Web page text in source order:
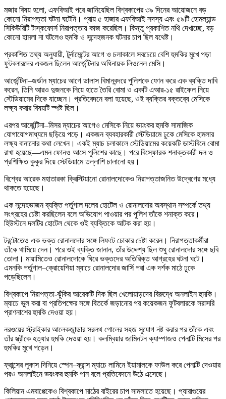
মজার বিষয় হলো, এফবিআই পরে জানিয়েছিল বিশ্বকাপের ৩৯ দিনের আয়োজনে বড়
কোনো নিরাপত্তা ঘটনা ঘটেনি। প্রায় ৫ হাজার এফবিআই সদস্য এবং ৫৯টি হোমল্যান্ড
সিকিউরিটি টাস্কফোর্স নিরাপত্তায় কাজ করেছিল। কিন্তু প্রকাশিত নথি দেখাচ্ছে, বড়
কোনো হামলা না ঘটলেও হুমকি ও সন্দেহজনক ঘটনার চাপ ছিল যথেষ্ট।
প্রকাশিত তথ্য অনুযায়ী, টুর্নামেন্টের আগে ও চলাকালে সবচেয়ে বেশি হুমকির মুখে পড়া
ফুটবলারদের একজন ছিলেন আর্জেন্টিনার অধিনায়ক লিওনেল মেসি।
আর্জেন্টিনা–জর্ডান ম্যাচের আগে ডালাস বিমানবন্দরে পুলিশকে ফোন করে এক ব্যক্তি দাবি
করেন, তিনি আরও দুজনকে নিয়ে হাতে তৈরি বোমা ও একটি এআর-১৫ রাইফেল নিয়ে
স্টেডিয়ামের দিকে যাচ্ছেন। প্রতিবেদনে বলা হয়েছে, ওই ব্যক্তির বক্তব্যে মেসিকে
লক্ষ্য করার বিষয়টি স্পষ্ট ছিল।
এরপর আর্জেন্টিনা–মিসর ম্যাচের আগেও মেসিকে নিয়ে ভয়ংকর হুমকি সামাজিক
যোগাযোগমাধ্যমে ছড়িয়ে পড়ে। একজন ব্যবহারকারী স্টেডিয়ামে ঢুকে মেসিকে হামলার
লক্ষ্য বানানোর কথা লেখেন। একই ম্যাচ চলাকালে স্টেডিয়ামের কয়েকটি ডাস্টবিনে বোমা
রাখা হয়েছে—এমন ফোনও আসে পুলিশের কাছে। পরে বিস্ফোরক শনাক্তকারী দল ও
প্রশিক্ষিত কুকুর দিয়ে স্টেডিয়ামে তল্লাশি চালানো হয়।
বিশ্বের আরেক মহাতারকা ক্রিস্টিয়ানো রোনালদোকেও নিরাপত্তাজনিত উদ্বেগের মধ্যে
থাকতে হয়েছে।
এক সন্দেহভাজন ব্যক্তি পর্তুগাল দলের হোটেল ও রোনালদোর অবস্থান সম্পর্কে তথ্য
সংগ্রহের চেষ্টা করছিলেন বলে অভিযোগ পাওয়ার পর পুলিশ তাঁকে শনাক্ত করে।
হিউস্টনে দলটির হোটেল থেকে ওই ব্যক্তিকে আটক করা হয়।
টরন্টোতেও এক ভক্ত রোনালদোর সঙ্গে লিফটে ঢোকার চেষ্টা করেন। নিরাপত্তাকর্মীরা
তাঁকে থামিয়ে দেন। পরে ওই ব্যক্তি জানান, তাঁর উদ্দেশ্য ছিল শুধু রোনালদোর সঙ্গে ছবি
তোলা। মায়ামিতেও রোনালদোকে ঘিরে ভক্তদের অতিরিক্ত আগ্রহের ঘটনা ঘটে।
এমনকি পর্তুগাল–ক্রোয়েশিয়া ম্যাচে রোনালদোর জার্সি পরা এক দর্শক মাঠে ঢুকে
পড়েছিলেন।
বিশ্বকাপে নিরাপত্তা-ঝুঁকির আরেকটি দিক ছিল খেলোয়াড়দের বিরুদ্ধে অনলাইন হুমকি।
ম্যাচে ভুল করা বা প্রতিপক্ষের সঙ্গে বিতর্কে জড়ানোর পর কয়েকজন ফুটবলারকে সরাসরি
প্রাণনাশের হুমকি দেওয়া হয়।
নরওয়ের স্ট্রাইকার আলেকজান্ডার সরলথ গোলের সহজ সুযোগ নষ্ট করার পর তাঁকে এবং
তাঁর স্ত্রীকে হত্যার হুমকি দেওয়া হয়। কলম্বিয়ার জামিনটন ক্যাম্পাজও পেনাল্টি মিসের পর
হুমকির মুখে পড়েন।
ফ্রান্সের লুকাস দিনিয়ে স্পেন–ফ্রান্স ম্যাচে লামিনে ইয়ামালকে ফাউল করে পেনাল্টি দেওয়ার
পরও অনলাইনে ভয়ংকর হুমকি পান বলে প্রতিবেদনে উঠে এসেছে।
কিলিয়ান এমবাপ্পেকেও বিশ্বকাপে মাঠের বাইরের চাপ সামলাতে হয়েছে। প্যারাগুয়ের